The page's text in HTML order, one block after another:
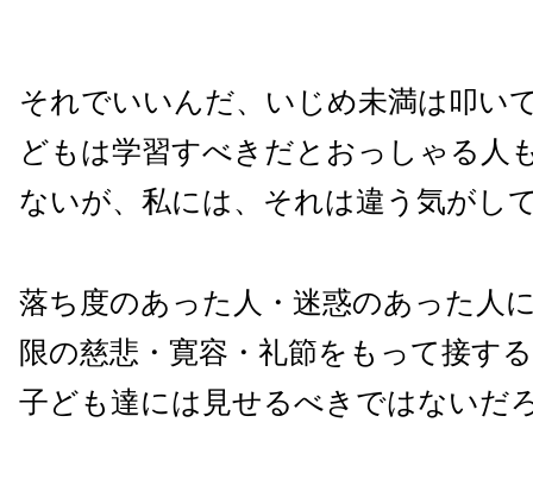
それでいいんだ、いじめ未満は叩い
どもは学習すべきだとおっしゃる人
ないが、私には、それは違う気がし
落ち度のあった人・迷惑のあった人
限の慈悲・寛容・礼節をもって接す
子ども達には見せるべきではないだ